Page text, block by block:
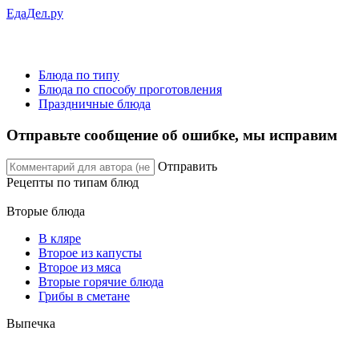
ЕдаДел.ру
Блюда по типу
Блюда по способу проготовления
Праздничные блюда
Отправьте сообщение об ошибке, мы исправим
Отправить
Рецепты по типам блюд
Вторые блюда
В кляре
Второе из капусты
Второе из мяса
Вторые горячие блюда
Грибы в сметане
Выпечка